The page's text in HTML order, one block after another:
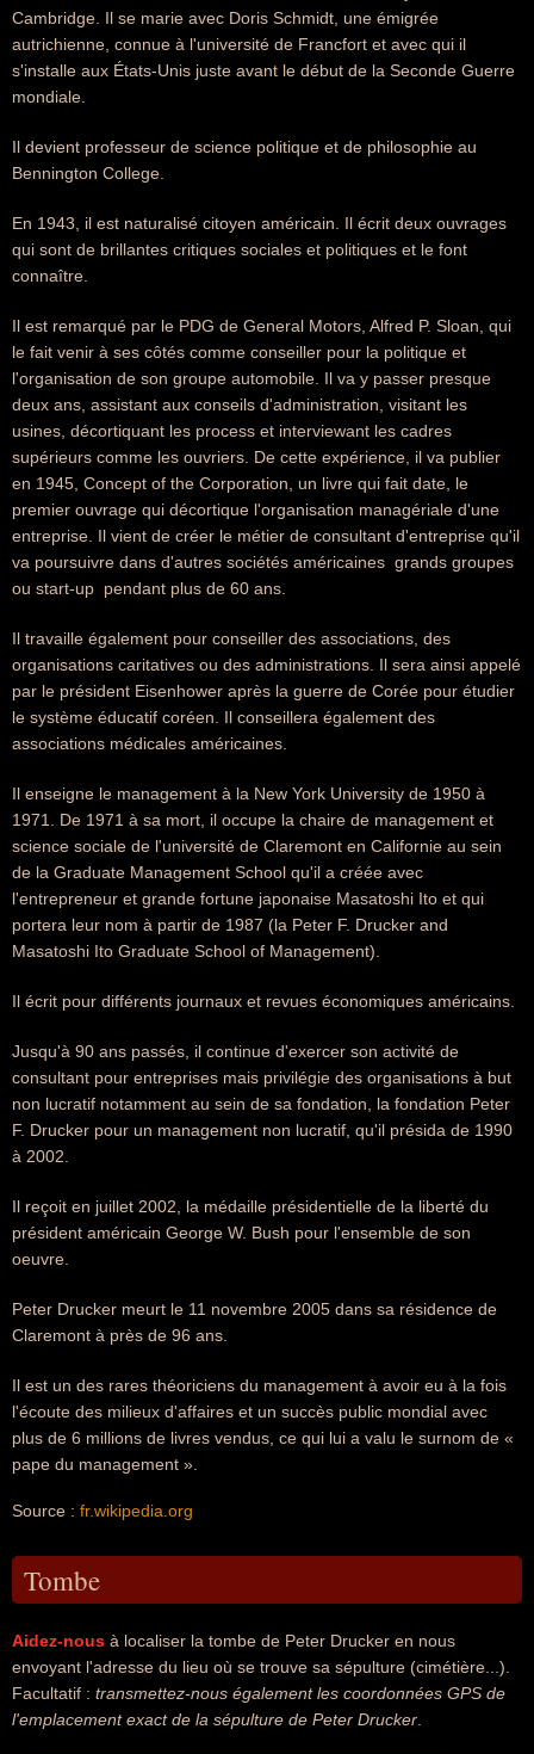
Cambridge. Il se marie avec Doris Schmidt, une émigrée
autrichienne, connue à l'université de Francfort et avec qui il
s'installe aux États-Unis juste avant le début de la Seconde Guerre
mondiale.
Il devient professeur de science politique et de philosophie au
Bennington College.
En 1943, il est naturalisé citoyen américain. Il écrit deux ouvrages
qui sont de brillantes critiques sociales et politiques et le font
connaître.
Il est remarqué par le PDG de General Motors, Alfred P. Sloan, qui
le fait venir à ses côtés comme conseiller pour la politique et
l'organisation de son groupe automobile. Il va y passer presque
deux ans, assistant aux conseils d'administration, visitant les
usines, décortiquant les process et interviewant les cadres
supérieurs comme les ouvriers. De cette expérience, il va publier
en 1945, Concept of the Corporation, un livre qui fait date, le
premier ouvrage qui décortique l'organisation managériale d'une
entreprise. Il vient de créer le métier de consultant d'entreprise qu'il
va poursuivre dans d'autres sociétés américaines  grands groupes
ou start-up  pendant plus de 60 ans.
Il travaille également pour conseiller des associations, des
organisations caritatives ou des administrations. Il sera ainsi appelé
par le président Eisenhower après la guerre de Corée pour étudier
le système éducatif coréen. Il conseillera également des
associations médicales américaines.
Il enseigne le management à la New York University de 1950 à
1971. De 1971 à sa mort, il occupe la chaire de management et
science sociale de l'université de Claremont en Californie au sein
de la Graduate Management School qu'il a créée avec
l'entrepreneur et grande fortune japonaise Masatoshi Ito et qui
portera leur nom à partir de 1987 (la Peter F. Drucker and
Masatoshi Ito Graduate School of Management).
Il écrit pour différents journaux et revues économiques américains.
Jusqu'à 90 ans passés, il continue d'exercer son activité de
consultant pour entreprises mais privilégie des organisations à but
non lucratif notamment au sein de sa fondation, la fondation Peter
F. Drucker pour un management non lucratif, qu'il présida de 1990
à 2002.
Il reçoit en juillet 2002, la médaille présidentielle de la liberté du
président américain George W. Bush pour l'ensemble de son
oeuvre.
Peter Drucker meurt le 11 novembre 2005 dans sa résidence de
Claremont à près de 96 ans.
Il est un des rares théoriciens du management à avoir eu à la fois
l'écoute des milieux d'affaires et un succès public mondial avec
plus de 6 millions de livres vendus, ce qui lui a valu le surnom de «
pape du management ».
Source : fr.wikipedia.org
Tombe
Aidez-nous à localiser la tombe de Peter Drucker en nous
envoyant l'adresse du lieu où se trouve sa sépulture (cimétière...).
Facultatif : transmettez-nous également les coordonnées GPS de
l'emplacement exact de la sépulture de Peter Drucker